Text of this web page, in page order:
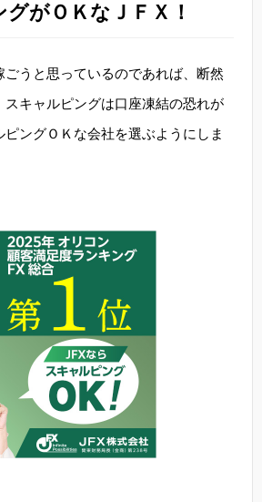
がＯＫなＪＦＸ！
ごうと思っているのであれば、断然
スキャルピングは口座凍結の恐れが
ングＯＫな会社を選ぶようにしま